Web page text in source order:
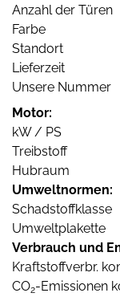
Anzahl der Türen
Farbe
Standort
Lieferzeit
Unsere Nummer
Motor:
kW / PS
Treibstoff
Hubraum
Umweltnormen:
Schadstoffklasse
Umweltplakette
Verbrauch und
Kraftstoffverbr.
CO2-Emissionen